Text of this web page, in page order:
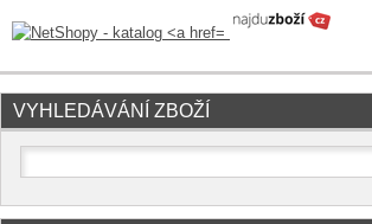
VYHLEDÁVÁNÍ ZBOŽÍ